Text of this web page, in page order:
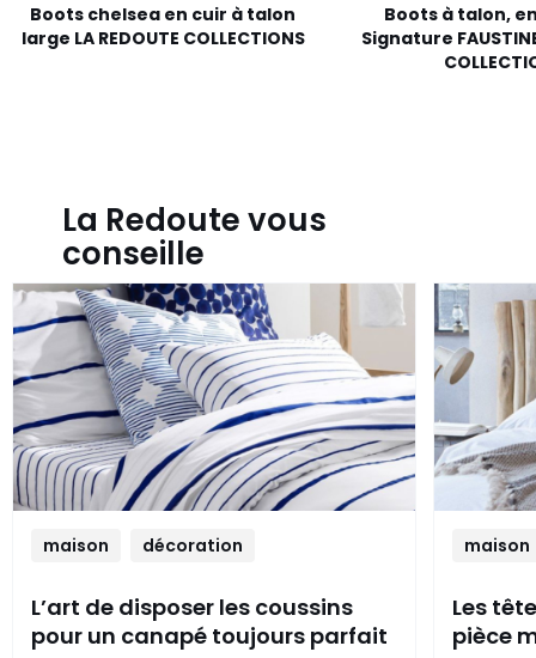
Boots chelsea en cuir à talon
large LA REDOUTE COLLECTIONS
Boots à talon,
Signature
La Redoute vous
conseille
maison décoration
L’art de disposer les coussins
pour un canapé toujours parfait
maison
Les
pièce